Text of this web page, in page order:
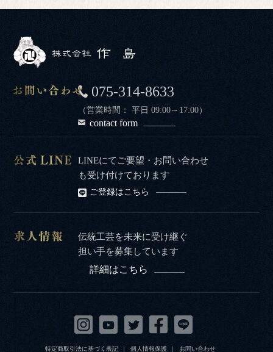
075-314-8633
（営業時間： 平日 09:00～17:00）
contact form
LINEにてご要望・お問い合わせ
も受け付けております
ご登録はこちら
伝統工芸を未来に受け継ぐ
担い手を募集しています
詳細はこちら
特定商取引法に基づく表記 個人情報保護 お問い合わせ